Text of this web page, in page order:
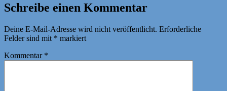
Schreibe einen Kommentar
Deine E-Mail-Adresse wird nicht veröffentlicht. Erforderliche
Felder sind mit * markiert
Kommentar *